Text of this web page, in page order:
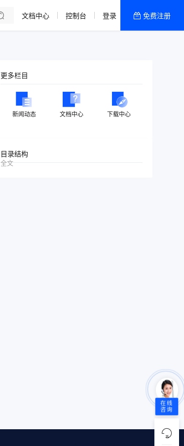
美国高防2区[推荐]
文档中心 控制台 登录 免费注册
更多栏目
新闻动态 文档中心 下载中心
目录结构
全文
在线
咨询